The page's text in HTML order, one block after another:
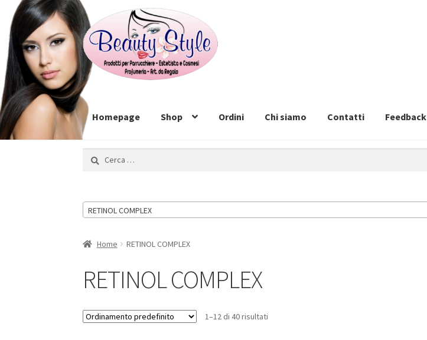
Vai
alla
navigazione
Vai
al
contenuto
Homepage Shop Ordini Chi siamo Contatti Feedback
Ricerca
per:
RETINOL COMPLEX
Home RETINOL COMPLEX
RETINOL COMPLEX
1–12 di 40 risultati